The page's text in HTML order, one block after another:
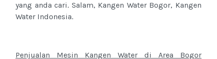
yang anda cari. Salam, Kangen Water Bogor, Kangen
Water Indonesia.
Penjualan Mesin Kangen Water di Area Bogor